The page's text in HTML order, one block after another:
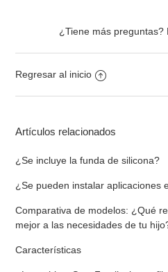
¿Tiene más preguntas?
Regresar al inicio
Artículos relacionados
¿Se incluye la funda de silicona?
¿Se pueden instalar aplicaciones
Comparativa de modelos: ¿Qué
mejor a las necesidades de tu
Características